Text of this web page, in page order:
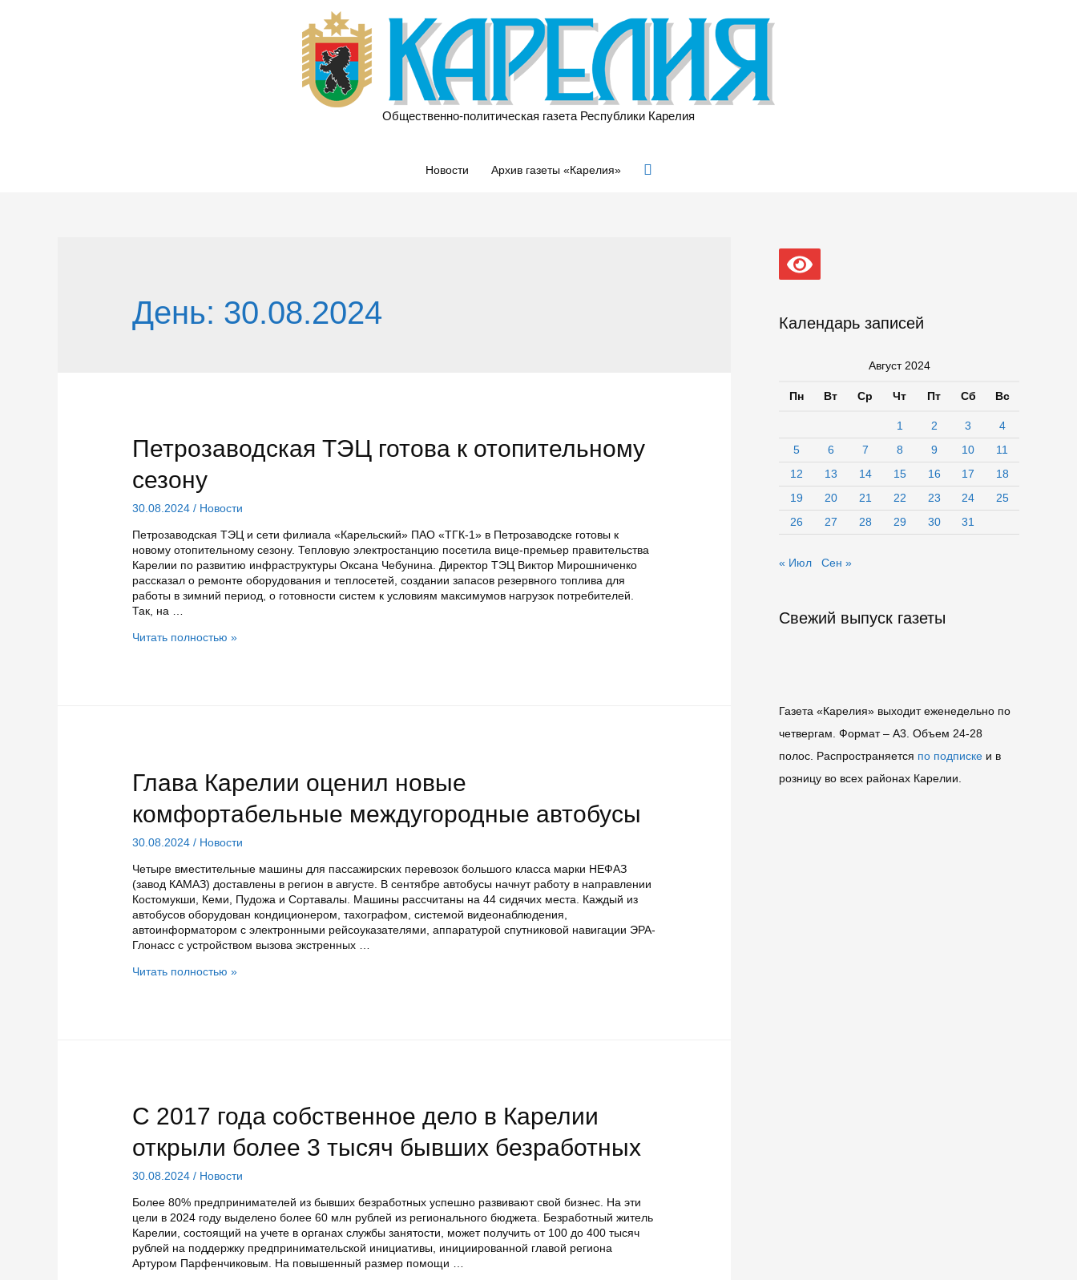
Общественно-политическая газета Республики Карелия
Новости Архив газеты «Карелия» Поиск
День: 30.08.2024
Петрозаводская ТЭЦ готова к отопительному
сезону
30.08.2024 / Новости
Петрозаводская ТЭЦ и сети филиала «Карельский» ПАО «ТГК-1» в Петрозаводске готовы к
новому отопительному сезону. Тепловую электростанцию посетила вице-премьер правительства
Карелии по развитию инфраструктуры Оксана Чебунина. Директор ТЭЦ Виктор Мирошниченко
рассказал о ремонте оборудования и теплосетей, создании запасов резервного топлива для
работы в зимний период, о готовности систем к условиям максимумов нагрузок потребителей.
Так, на …
Петрозаводская
Читать полностью »
Глава Карелии оценил новые
комфортабельные междугородные автобусы
30.08.2024 / Новости
Четыре вместительные машины для пассажирских перевозок большого класса марки НЕФАЗ
(завод КАМАЗ) доставлены в регион в августе. В сентябре автобусы начнут работу в направлении
Костомукши, Кеми, Пудожа и Сортавалы. Машины рассчитаны на 44 сидячих места. Каждый из
автобусов оборудован кондиционером, тахографом, системой видеонаблюдения,
автоинформатором с электронными рейсоуказателями, аппаратурой спутниковой навигации ЭРА-
Глонасс с устройством вызова экстренных …
Глава
Читать полностью »
С 2017 года собственное дело в Карелии
открыли более 3 тысяч бывших безработных
30.08.2024 / Новости
Более 80% предпринимателей из бывших безработных успешно развивают свой бизнес. На эти
цели в 2024 году выделено более 60 млн рублей из регионального бюджета. Безработный житель
Карелии, состоящий на учете в органах службы занятости, может получить от 100 до 400 тысяч
рублей на поддержку предпринимательской инициативы, инициированной главой региона
Артуром Парфенчиковым. На повышенный размер помощи …
Календарь записей
Август 2024
Пн Вт Ср Чт Пт Сб Вс
1 2 3
4
5
6 7 8 9 10
11
12
13 14 15 16 17
18
19
20 21 22 23 24
25
26
27 28 29 30 31
« Июл Сен »
Свежий выпуск газеты
Газета «Карелия» выходит еженедельно по
четвергам. Формат – A3. Объем 24-28
полос. Распространяется по подписке и в
розницу во всех районах Карелии.